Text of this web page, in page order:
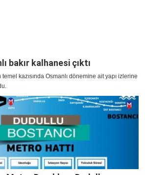
bakır kalhanesi çıktı
temel kazısında Osmanlı dönemine ait yapı izlerine